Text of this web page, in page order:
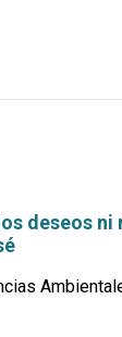
deseos ni